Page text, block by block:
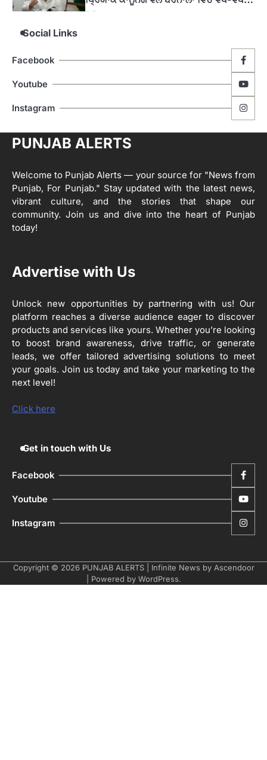
ਸਕੀਮਾਂ ਦਾ ਜਾਇਜ਼ਾ
Editor
ਹੁਸ਼ਿਆਰਪੁਰ ਜ਼ਿਲ੍ਹੇ ਵ‘ ਈ.ਐੱਫ. ਡਿਜੀਟਾਈਜ਼ੇਸ਼ਨ
5
ਮੋਦੀ ਜੀ ਪੁਲਿਸ ਦੇ ਦਮ ‘ਤੇ ਨੈਸ਼ਨਲ ਟਾਊਨਹਾਲ
ਅਗੇਂਸਟ ਈ-20 ਨੂੰ ਰੋਕਣ ਦੀ ਕੋਸ਼ਿਸ਼ ਕਰ ਰਹੇ
ਹਨ- ਕੇਜਰੀਵਾਲ
Editor
Editor
2
ਖੇਤੀਬਾੜੀ ਵਿਭਾਗ ਵੱਲੋਂ ‘ਮਿਸ਼ਨ ਫਾਰ ਕਾਟਨ
ਪ੍ਰੋਡਕਟੀਵਿਟੀ’ ਅਧੀਨ ਪਿੰਡ ਬਧਾਈ ਵਿਖੇ ‘ਖੇਤ
ਰਾਸ਼ਟਰੀ ਮਨੁੱਖੀ ਅਧਿਕਾਰ ਕਮਿਸ਼ਨ ਦੇ ਮੈਂਬਰ
ਸਕੀਮਾਂ ਦਾ ਜਾਇਜ਼ਾ
Editor
4
ਹੁਸ਼ਿਆਰਪੁਰ ਜ਼ਿਲ੍ਹੇ ਵ‘ ਈ.ਐੱਫ. ਡਿਜੀਟਾਈਜ਼ੇਸ਼ਨ
ਦਾ ਕੰਮ 99.92 ਫੀਸਦੀ ਮੁਕੰਮਲ: ਜ਼ਿਲ੍ਹਾ ਚੋਣ
ਅਫ਼ਸਰ
Editor
Social Links
Facebook
Youtube
Instagram
PUNJAB ALERTS
Welcome to Punjab Alerts — your source for "News from
Punjab, For Punjab." Stay updated with the latest news,
vibrant culture, and the stories that shape our
community. Join us and dive into the heart of Punjab
today!
Advertise with Us
Unlock new opportunities by partnering with us! Our
platform reaches a diverse audience eager to discover
products and services like yours. Whether you’re looking
to boost brand awareness, drive traffic, or generate
leads, we offer tailored advertising solutions to meet
your goals. Join us today and take your marketing to the
next level!
Click here
Get in touch with Us
Facebook
Youtube
Instagram
Copyright © 2026 PUNJAB ALERTS| Infinite News by Ascendoor
| Powered by WordPress.